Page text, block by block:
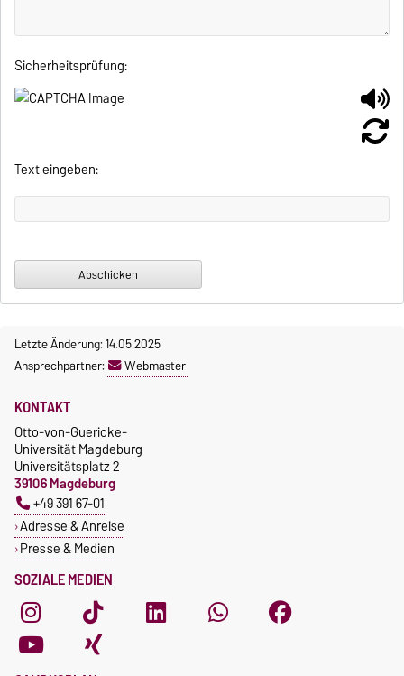
Sicherheitsprüfung:
Text eingeben:
Letzte Änderung: 14.05.2025
Ansprechpartner:
Webmaster
SOZIALE MEDIEN
KONTAKT
Otto-von-Guericke-
Universität Magdeburg
Universitätsplatz 2
39106 Magdeburg
+49 391 67-01
Adresse & Anreise
Presse & Medien